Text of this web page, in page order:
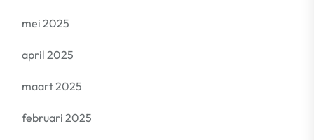
mei 2025
april 2025
maart 2025
februari 2025